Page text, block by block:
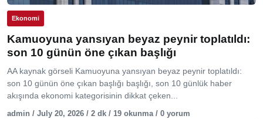
Ekonomi
Kamuoyuna yansıyan beyaz peynir toplatıldı:
son 10 günün öne çıkan başlığı
AA kaynak görseli Kamuoyuna yansıyan beyaz peynir toplatıldı:
son 10 günün öne çıkan başlığı başlığı, son 10 günlük haber
akışında ekonomi kategorisinin dikkat çeken...
admin / July 20, 2026 / 2 dk / 19 okunma / 0 yorum